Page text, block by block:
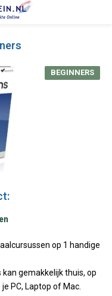
BEGINNERS
op 1 handige
gemakkelijk thuis, op
PC, Laptop of Mac.